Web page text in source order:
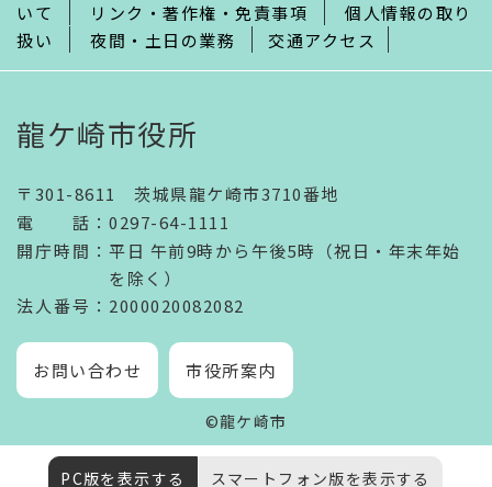
いて
リンク・著作権・免責事項
個人情報の取り
扱い
夜間・土日の業務 交通アクセス
龍ケ崎市役所
〒301-8611 茨城県龍ケ崎市3710番地
電話 ： 0297-64-1111
開庁時間 ： 平日 午前9時から午後5時（祝日・年末年始
を除く）
法人番号 ：2000020082082
お問い合わせ 市役所案内
©龍ケ崎市
PC版を表示する スマートフォン版を表示する